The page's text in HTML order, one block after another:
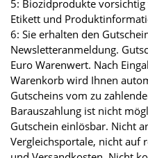
5: Biozidprodukte
Etikett und
6: Sie erhalten den
Newsletteranmeldung.
Euro Warenwert. Nach
Warenkorb wird Ihnen
Gutscheins vom zu
Barauszahlung ist nicht
Gutschein einlösbar. Nicht
Vergleichsportale, nicht auf